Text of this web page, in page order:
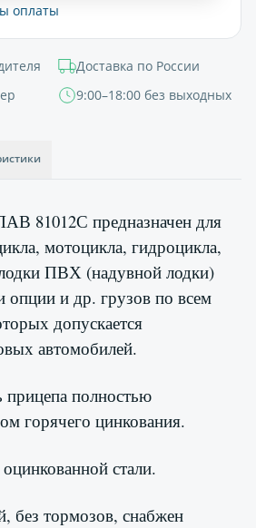
оплаты
Доставка по России
9:00–18:00 без выходных
81012С предназначен для
мотоцикла, гидроцикла,
ПВХ (надувной лодки)
опции и др. грузов по всем
допускается
автомобилей.
полностью
горячего цинкования.
стали.
без тормозов, снабжен